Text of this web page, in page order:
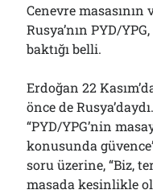
Cenevre
Rusya’nın PYD/
baktığı belli.
Erdoğan 22
önce de
“PYD/YPG’nin
konusunda
soru üzerine, “Biz,
masada kesinlikle